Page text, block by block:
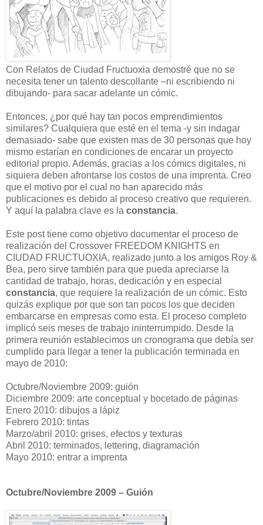
Con Relatos de Ciudad Fructuoxia demostré que no se
necesita tener un talento descollante –ni escribiendo ni
dibujando- para sacar adelante un cómic.
Entonces, ¿por qué hay tan pocos emprendimientos
similares? Cualquiera que esté en el tema -y sin indagar
demasiado- sabe que existen mas de 30 personas que hoy
mismo estarían en condiciones de encarar un proyecto
editorial propio. Además, gracias a los cómics digitales, ni
siquiera deben afrontarse los costos de una imprenta. Creo
que el motivo por el cual no han aparecido más
publicaciones es debido al proceso creativo que requieren.
Y aquí la palabra clave es la constancia.
Este post tiene como objetivo documentar el proceso de
realización del Crossover FREEDOM KNIGHTS en
CIUDAD FRUCTUOXIA, realizado junto a los amigos Roy &
Bea, pero sirve también para que pueda apreciarse la
cantidad de trabajo, horas, dedicación y en especial
constancia, que requiere la realización de un cómic. Esto
quizás explique por que son tan pocos los que deciden
embarcarse en empresas como esta. El proceso completo
implicó seis meses de trabajo ininterrumpido. Desde la
primera reunión establecimos un cronograma que debía ser
cumplido para llegar a tener la publicación terminada en
mayo de 2010:
Octubre/Noviembre 2009: guión
Diciembre 2009: arte conceptual y bocetado de páginas
Enero 2010: dibujos a lápiz
Febrero 2010: tintas
Marzo/abril 2010: grises, efectos y texturas
Abril 2010: terminados, lettering, diagramación
Mayo 2010: entrar a imprenta
Octubre/Noviembre 2009 – Guión